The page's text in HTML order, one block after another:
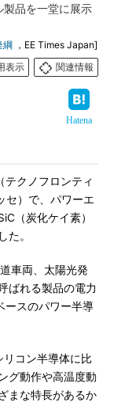
製品を一堂に展示
綱 ，EE Times Japan]
表示
関連情報
Hatena
クノフロンティ
セ）で、パワーエ
（炭化ケイ素）
た。
車両、太陽光発
ばれる製品の電力
ースのパワー半導
コン半導体に比
グ動作や高温度動
まな特長があるか